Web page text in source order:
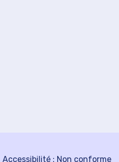
Accessibilité : Non conforme